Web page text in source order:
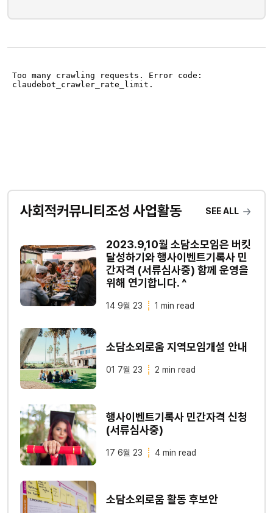
사회적커뮤니티조성 사업활동 SEE ALL
2023.9,10월 소담소모임은 버킷
달성하기와 행사이벤트기록사 민
간자격 (서류심사중) 함께 운영을
위해 연기합니다. ^
14 9월 23 1 min read
소담소외로움 지역모임개설 안내
01 7월 23 2 min read
행사이벤트기록사 민간자격 신청
(서류심사중)
17 6월 23 4 min read
소담소외로움 활동 후보안